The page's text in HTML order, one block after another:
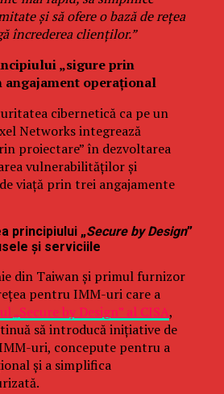
și să ofere o bază de rețea
încrederea clienților.”
„sigure prin
operațional
cibernetică ca pe un
Networks integrează
proiectare” în dezvoltarea
vulnerabilităților și
viață prin trei angajamente
principiului „Secure by Design”
și serviciile
din Taiwan și primul furnizor
pentru IMM-uri care a
„Secure by Design” al CISA,
să introducă inițiative de
uri, concepute pentru a
și a simplifica